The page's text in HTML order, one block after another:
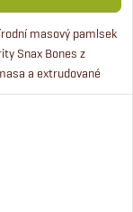
masový pamlsek
Snax Bones z
a extrudované
pamlsek pro
kvality s